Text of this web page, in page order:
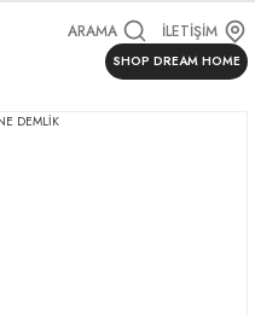
ARAMA İLETİŞİM
SHOP DREAM HOME